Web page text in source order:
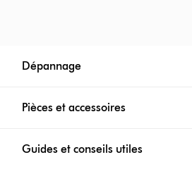
Dépannage
Pièces et accessoires
Guides et conseils utiles